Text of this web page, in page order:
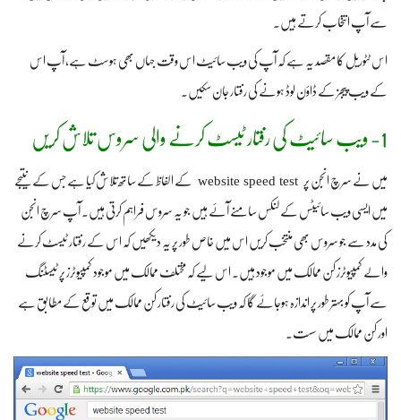
سے آپ انتخاب کرتے ہیں۔
اس ٹٹوریل کا مقصد یہ ہے کہ آپ کی ویب سائیٹ اس وقت جہاں بھی ہوسٹ ہے، آپ اس
کے ویب پیجز کے ڈاؤن لوڈ ہونے کی رفتار جان سکیں۔
1- ویب سائیٹ کی رفتار ٹیسٹ کرنے والی سروس تلاش کریں
میں نے سرچ انجن پر website speed test کے الفاظ کے ساتھ تلاش کیا ہے جس کے نتیجے
میں ایسی ویب سائیٹس کے لنکس سامنے آئے ہیں جو یہ سروس فراہم کرتی ہیں۔ آپ سرچ انجن
کی مدد سے جو سروس بھی منتخب کریں اس میں خاص طور پر یہ دیکھیں کہ اس کے رفتار ٹیسٹ کرنے
والے کمپیوٹرز کن ممالک میں موجود ہیں۔ اس لیے کہ مختلف ممالک میں موجود کمپیوٹرز پر ٹیسٹنگ
سے آپ کو بہتر طور پر اندازہ ہوجائے گا کہ ویب سائیٹ کی رفتار کن ممالک میں توقع کے مطابق ہے
اور کن ممالک میں سست۔